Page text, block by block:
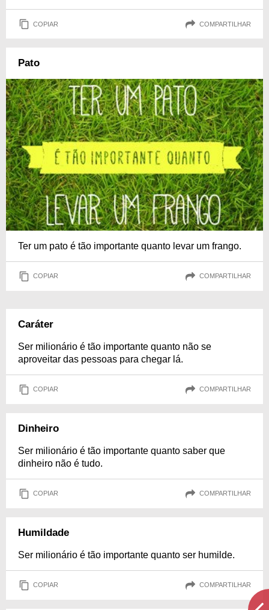
COPIAR COMPARTILHAR
Pato
Ter um pato é tão importante quanto levar um frango.
COPIAR COMPARTILHAR
Caráter
Ser milionário é tão importante quanto não se
aproveitar das pessoas para chegar lá.
COPIAR COMPARTILHAR
Dinheiro
Ser milionário é tão importante quanto saber que
dinheiro não é tudo.
COPIAR COMPARTILHAR
Humildade
Ser milionário é tão importante quanto ser humilde.
COPIAR COMPARTILHAR